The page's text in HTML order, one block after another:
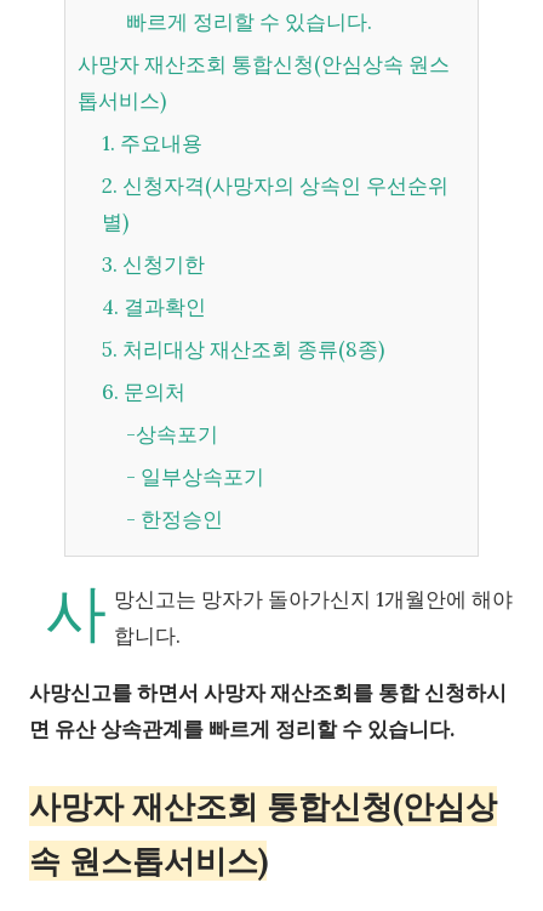
빠르게 정리할 수 있습니다.
사망자 재산조회 통합신청(안심상속 원스
톱서비스)
1. 주요내용
2. 신청자격(사망자의 상속인 우선순위
별)
3. 신청기한
4. 결과확인
5. 처리대상 재산조회 종류(8종)
6. 문의처
-상속포기
- 일부상속포기
- 한정승인
사 망신고는 망자가 돌아가신지 1개월안에 해야
합니다.
사망신고를 하면서 사망자 재산조회를 통합 신청하시
면 유산 상속관계를 빠르게 정리할 수 있습니다.
사망자 재산조회 통합신청(안심상
속 원스톱서비스)